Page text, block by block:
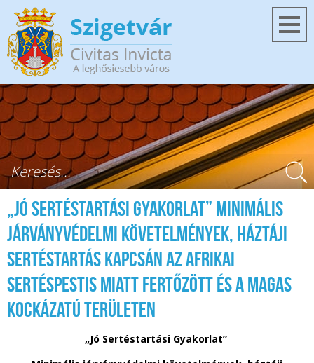
Ugrás a tartalomra
Keresés űrlap
„Jó Sertéstartási Gyakorlat” Minimális
járványvédelmi követelmények, háztáji
sertéstartás kapcsán az afrikai
sertéspestis miatt fertőzött és a magas
kockázatú területen
„Jó Sertéstartási Gyakorlat”